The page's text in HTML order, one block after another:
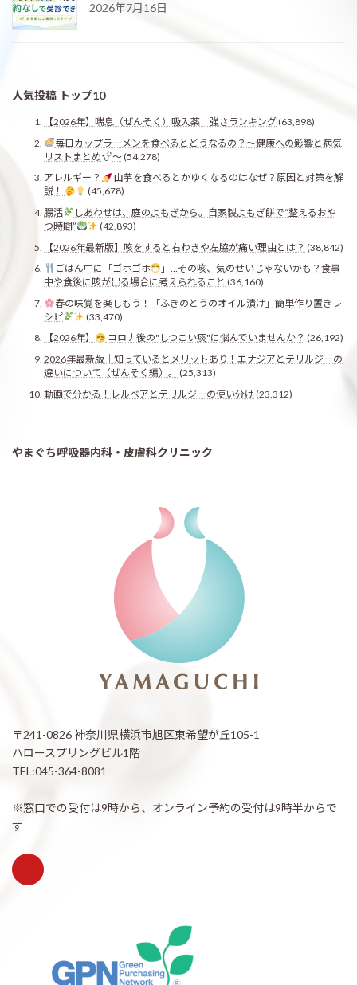
2026年7月16日
人気投稿 トップ10
【2026年】喘息（ぜんそく）吸入薬 強さランキング(63,898)
毎日カップラーメンを食べるとどうなるの？〜健康への影響と病気
リストまとめ
〜(54,278)
アレルギー？
山芋を食べるとかゆくなるのはなぜ？原因と対策を解
説！
(45,678)
腸活
しあわせは、庭のよもぎから。自家製よもぎ餅で“整えるおや
つ時間”
(42,893)
【2026年最新版】咳をすると右わきや左脇が痛い理由とは？ (38,842)
ごはん中に「ゴホゴホ
」…その咳、気のせいじゃないかも？食事
中や食後に咳が出る場合に考えられること (36,160)
春の味覚を楽しもう！「ふきのとうのオイル漬け」簡単作り置きレ
シピ
(33,470)
【2026年】
コロナ後の"しつこい痰"に悩んでいませんか？ (26,192)
2026年最新版｜知っているとメリットあり！エナジアとテリルジーの
違いについて（ぜんそく編）。
(25,313)
動画で分かる！レルベアとテリルジーの使い分け (23,312)
やまぐち呼吸器内科・皮膚科クリニック
〒241-0826 神奈川県横浜市旭区東希望が丘105-1
ハロースプリングビル1階
TEL:045-364-8081
※窓口での受付は9時から、オンライン予約の受付は9時半からで
す